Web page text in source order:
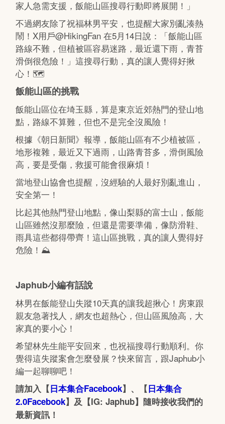
家人急需支援，飯能山區搜尋行動即將展開！」
不過網友除了祝福林男平安，也提醒大家別亂湊熱
鬧！X用戶@HikingFan 在5月14日說：「飯能山區
路線不難，但植被區容易迷路，最近還下雨，青苔
滑倒很危險！」這搜尋行動，真的讓人覺得好揪
心！🗺
飯能山區的挑戰
飯能山區位在埼玉縣，算是東京近郊熱門的登山地
點，路線不算難，但也不是完全沒風險！
根據《朝日新聞》報導，飯能山區有不少植被區，
地形複雜，最近又下過雨，山路青苔多，滑倒風險
高，要是受傷，救援可能會很麻煩！
當地登山協會也提醒，沒經驗的人最好別亂進山，
安全第一！
比起其他熱門登山地點，像山梨縣的富士山，飯能
山區雖然沒那麼險，但還是需要準備，像防滑鞋、
雨具這些都得帶齊！這山區挑戰，真的讓人覺得好
危險！⛰
Japhub小編有話說
林男在飯能登山失蹤10天真的讓我超揪心！房東跟
親友急著找人，網友也超熱心，但山區風險高，大
家真的要小心！
希望林先生能平安回來，也祝福搜尋行動順利。你
覺得這失蹤案會怎麼發展？快來留言，跟Japhub小
編一起聊聊吧！
請加入【日本集合Facebook】、【日本集合
2.0Facebook】及【IG: Japhub】隨時接收我們的
最新資訊！